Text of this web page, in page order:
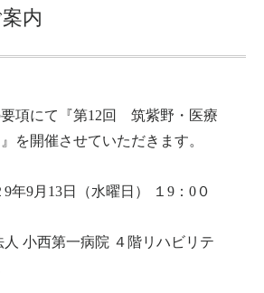
内
項にて『第12回 筑紫野・医療
を開催させていただきます。
9年9月13日（水曜日） １9：0０
人 小西第一病院 ４階リハビリテ